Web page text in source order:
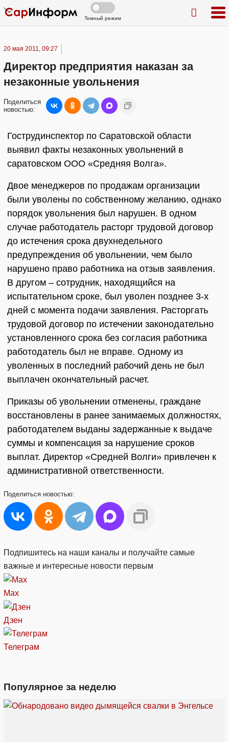
Темный режим
20 мая 2011, 09:27
Директор предприятия наказан за
незаконные увольнения
Поделиться
новостью:
Гострудинспектор по Саратовской области
выявил факты незаконных увольнений в
саратовском ООО «Средняя Волга».
Двое менеджеров по продажам организации
были уволены по собственному желанию, однако
порядок увольнения был нарушен. В одном
случае работодатель расторг трудовой договор
до истечения срока двухнедельного
предупреждения об увольнении, чем было
нарушено право работника на отзыв заявления.
В другом – сотрудник, находящийся на
испытательном сроке, был уволен позднее 3-х
дней с момента подачи заявления. Расторгать
трудовой договор по истечении законодательно
установленного срока без согласия работника
работодатель был не вправе. Одному из
уволенных в последний рабочий день не был
выплачен окончательный расчет.
Приказы об увольнении отменены, граждане
восстановлены в ранее занимаемых должностях,
работодателем выданы задержанные к выдаче
суммы и компенсация за нарушение сроков
выплат. Директор «Средней Волги» привлечен к
административной ответственности.
Поделиться новостью:
Подпишитесь на наши каналы и получайте самые
важные и интересные новости первым
Max
Дзен
Телеграм
Популярное за неделю